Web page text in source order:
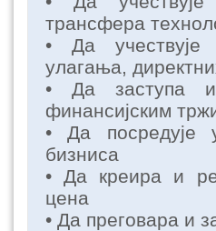
трансфера
• Да учествује
улагања,
• Да заступа
финансијским
• Да посредује
бизниса
• Да креира и
цена
• Да преговара и